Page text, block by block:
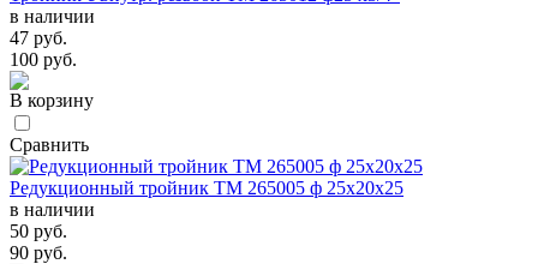
в наличии
47 руб.
100 руб.
В корзину
Сравнить
Редукционный тройник TM 265005 ф 25х20х25
в наличии
50 руб.
90 руб.